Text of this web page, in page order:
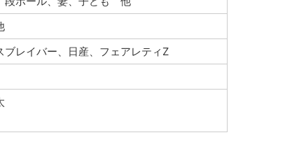
ブレイバー、日産、フェアレティZ